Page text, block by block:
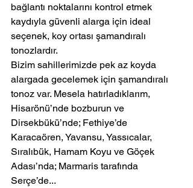
bağlantı noktalarını kontrol etmek
kaydıyla güvenli alarga için ideal
seçenek, koy ortası şamandıralı
tonozlardır.
Bizim sahillerimizde pek az koyda
alargada gecelemek için şamandıralı
tonoz var. Mesela hatırladıklarım,
Hisarönü’nde bozburun ve
Dirsekbükü’nde; Fethiye’de
Karacaören, Yavansu, Yassıcalar,
Sıralıbük, Hamam Koyu ve Göçek
Adası’nda; Marmaris tarafında
Serçe’de...